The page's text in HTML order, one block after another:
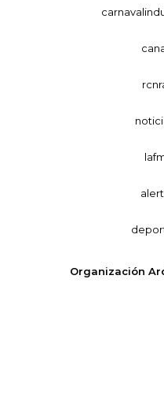
Organización